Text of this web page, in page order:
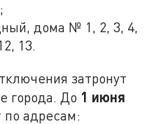
дома № 1, 2, 3, 4,
13.
затронут
города. До 1 июня
по адресам: